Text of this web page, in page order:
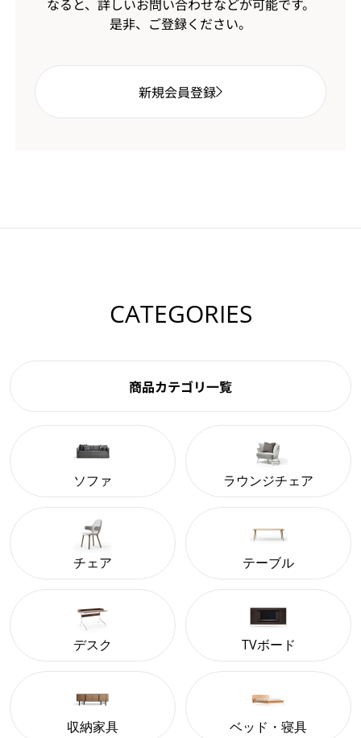
なると、 詳しいお問い合わせなどが可能です。
是非、ご登録ください。
新規会員登録
CATEGORIES
商品カテゴリ一覧
ソファ ラウンジチェア
チェア テーブル
デスク TVボード
収納家具 ベッド・寝具